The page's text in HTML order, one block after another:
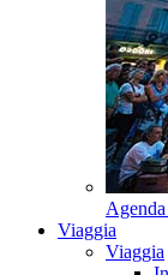
Viaggia
Viaggia